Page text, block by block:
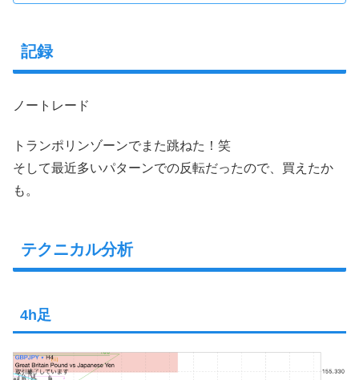
記録
ノートレード
トランポリンゾーンでまた跳ねた！笑
そして最近多いパターンでの反転だったので、買えたか
も。
テクニカル分析
4h足